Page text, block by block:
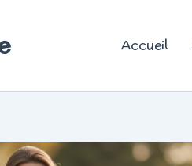
Accueil